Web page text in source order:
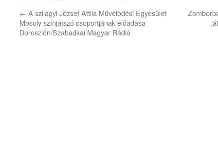
← A szilágyi József Attila Művelődési Egyesület
Mosoly színjátszó csoportjának előadása
Doroszlón/Szabadkai Magyar Rádió